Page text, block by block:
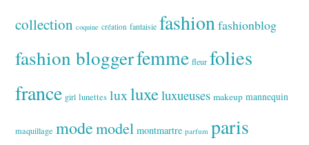
collection coquine création fantaisie fashionfashionblog
fashion bloggerfemme fleur folies
france girl lunettes luxluxeluxueuses makeup mannequin
maquillage modemodel montmartre parfum paris